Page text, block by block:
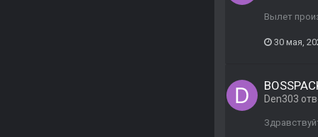
Вылет
30 мая,
Den303